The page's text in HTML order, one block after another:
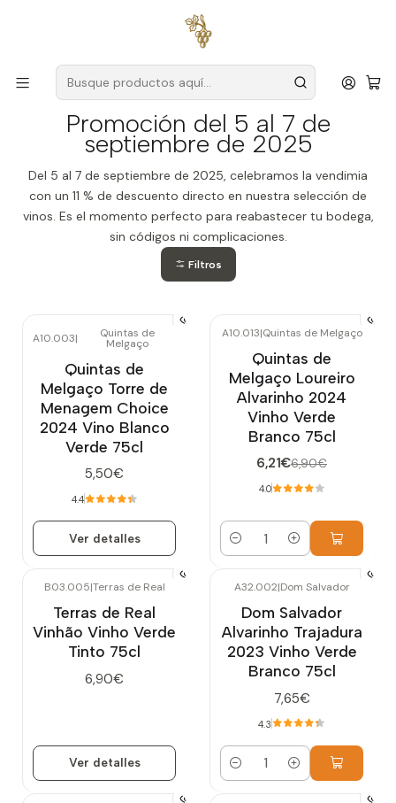
para pedidos superiores a
Promoción del 5 al 7 de septiembre de 2025
Promoción del 5 al 7 de
septiembre de 2025
Del 5 al 7 de septiembre de 2025, celebramos la vendimia
con un 11 % de descuento directo en nuestra selección de
vinos. Es el momento perfecto para reabastecer tu bodega,
sin códigos ni complicaciones.
Filtros
Agotado
A10.003| Quintas de
Melgaço
Quintas de
Melgaço Torre de
Menagem Choice
2024 Vino Blanco
Verde 75cl
5,50€
4.4
Ver detalles
A10.013|Quintas de Melgaço
Quintas de
Melgaço Loureiro
Alvarinho 2024
Vinho Verde
Branco 75cl
6,21€6,90€
4.0
Cantidad
B03.005|Terras de Real
Terras de Real
Vinhão Vinho Verde
Tinto 75cl
6,90€
Ver detalles
A32.002|Dom Salvador
Dom Salvador
Alvarinho Trajadura
2023 Vinho Verde
Branco 75cl
7,65€
4.3
Cantidad